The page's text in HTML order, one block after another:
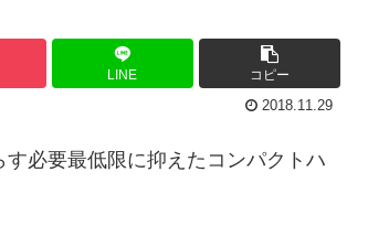
LINE
コピー
2018.11.29
必要最低限に抑えたコンパクトハ